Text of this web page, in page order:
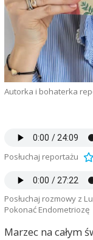
Autorka i bohaterka
Posłuchaj reportażu
Posłuchaj rozmowy z
Pokonać Endometriozę
Marzec na całym